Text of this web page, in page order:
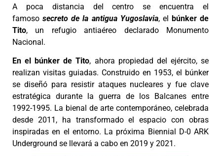
A poca distancia del centro se encuentra el
famososecreto de la antigua Yugoslavia, el búnker de
Tito, un refugio antiaéreo declarado Monumento
Nacional.
En el búnker de Tito, ahora propiedad del ejército, se
realizan visitas guiadas. Construido en 1953, el búnker
se diseñó para resistir ataques nucleares y fue clave
estratégica durante la guerra de los Balcanes entre
1992-1995. La bienal de arte contemporáneo, celebrada
desde 2011, ha transformado el espacio con obras
inspiradas en el entorno. La próxima Biennial D-0 ARK
Underground se llevará a cabo en 2019 y 2021.